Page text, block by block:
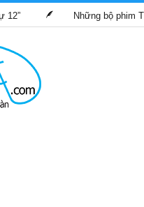
Những bộ phim TVB dự